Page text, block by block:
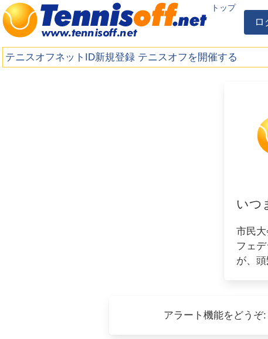
トップ
ロ
テニスオフネットID新規登録 テニスオフを開催する
いつ
市民
フェ
が、
アラート機能をどうぞ: